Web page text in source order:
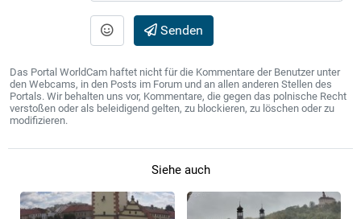
Senden
Das Portal WorldCam haftet nicht für die Kommentare der Benutzer unter
den Webcams, in den Posts im Forum und an allen anderen Stellen des
Portals. Wir behalten uns vor, Kommentare, die gegen das polnische Recht
verstoßen oder als beleidigend gelten, zu blockieren, zu löschen oder zu
modifizieren.
Siehe auch